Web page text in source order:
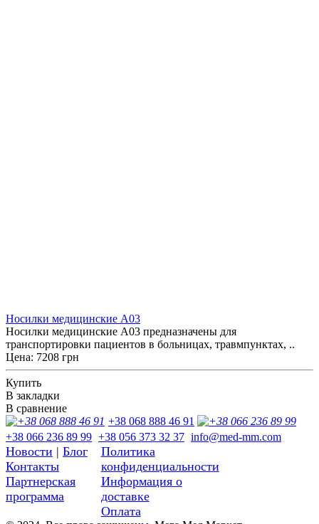
Носилки медицинские A03
Ноcилки медицинские A03 предназначены для
транспортировки пациентов в больницах, травмпунктах, ..
Цена: 7208 грн
Купить
В закладки
В сравнение
+38 068 888 46 91
+38 066 236 89 99 +38 056 373 32 37 info@med-mm.com
Новости | Блог
Контакты
Партнерская
программа
Политика
конфиденциальности
Информация о
доставке
Оплата